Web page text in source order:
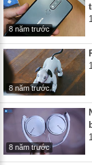
8 năm trước
8 năm trước
8 năm trước